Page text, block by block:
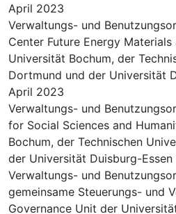
April 2023
Verwaltungs- und
Center Future Energy
Universität Bochum, der
Dortmund und der Universität
April 2023
Verwaltungs- und
for Social Sciences and
Bochum, der Technischen
der Universität Duisburg-
Verwaltungs- und
gemeinsame Steuerungs- und
Governance Unit der